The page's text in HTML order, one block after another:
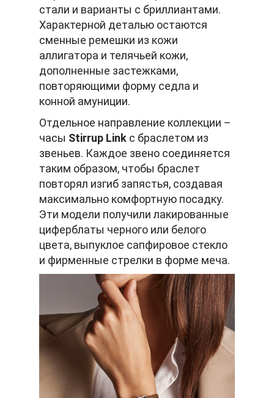
стали и варианты с бриллиантами.
Характерной деталью остаются
сменные ремешки из кожи
аллигатора и телячьей кожи,
дополненные застежками,
повторяющими форму седла и
конной амуниции.
Отдельное направление коллекции –
часы Stirrup Link с браслетом из
звеньев. Каждое звено соединяется
таким образом, чтобы браслет
повторял изгиб запястья, создавая
максимально комфортную посадку.
Эти модели получили лакированные
циферблаты черного или белого
цвета, выпуклое сапфировое стекло
и фирменные стрелки в форме меча.